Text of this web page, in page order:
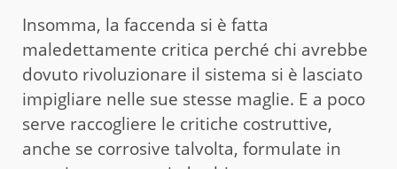
Insomma, la faccenda si è fatta
maledettamente critica perché chi avrebbe
dovuto rivoluzionare il sistema si è lasciato
impigliare nelle sue stesse maglie. E a poco
serve raccogliere le critiche costruttive,
anche se corrosive talvolta, formulate in